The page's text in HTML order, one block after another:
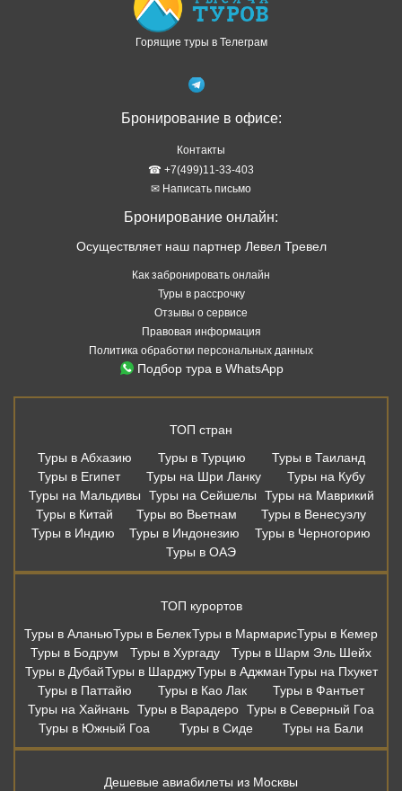
Горящие туры в Телеграм
Бронирование в офисе:
Контакты
☎ +7(499)11-33-403
✉ Написать письмо
Бронирование онлайн:
Осуществляет наш партнер Левел Тревел
Как забронировать онлайн
Туры в рассрочку
Отзывы о сервисе
Правовая информация
Политика обработки персональных данных
Подбор тура в WhatsApp
ТОП стран
Туры в Абхазию
Туры в Турцию
Туры в Таиланд
Туры в Египет
Туры на Шри Ланку
Туры на Кубу
Туры на Мальдивы
Туры на Сейшелы
Туры на Маврикий
Туры в Китай
Туры во Вьетнам
Туры в Венесуэлу
Туры в Индию
Туры в Индонезию
Туры в Черногорию
Туры в ОАЭ
ТОП курортов
Туры в АланьюТуры в БелекТуры в МармарисТуры в Кемер
Туры в Бодрум
Туры в Хургаду
Туры в Шарм Эль Шейх
Туры в ДубайТуры в ШарджуТуры в АджманТуры на Пхукет
Туры в Паттайю
Туры в Као Лак
Туры в Фантьет
Туры на Хайнань Туры в Варадеро Туры в Северный Гоа
Туры в Южный Гоа
Туры в Сиде Туры на Бали
Дешевые авиабилеты из Москвы